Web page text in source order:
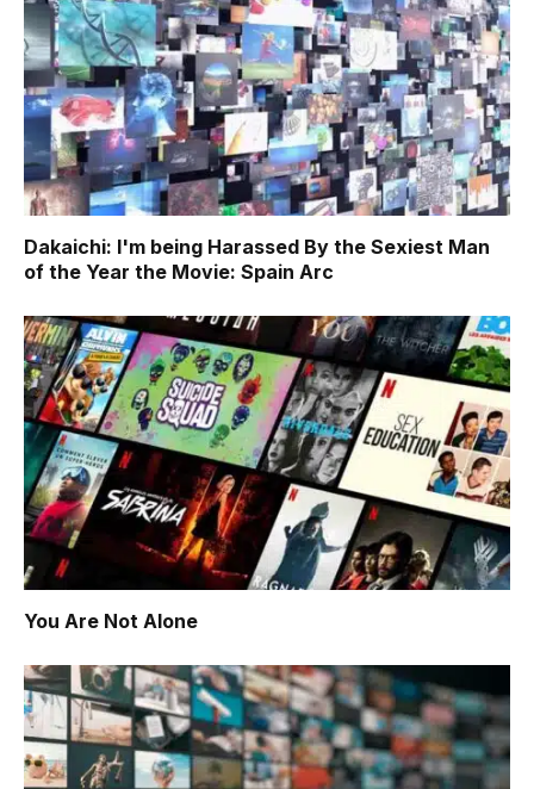
Dakaichi: I'm being Harassed By the Sexiest Man
of the Year the Movie: Spain Arc
You Are Not Alone